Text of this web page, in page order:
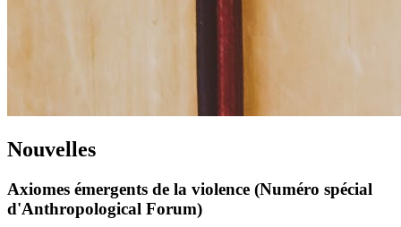
Nouvelles
Axiomes émergents de la violence (Numéro spécial
d'Anthropological Forum)